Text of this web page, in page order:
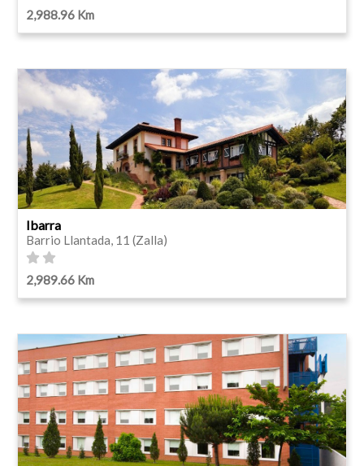
2,988.96 Km
Ibarra
Barrio Llantada, 11 (Zalla)
2,989.66 Km